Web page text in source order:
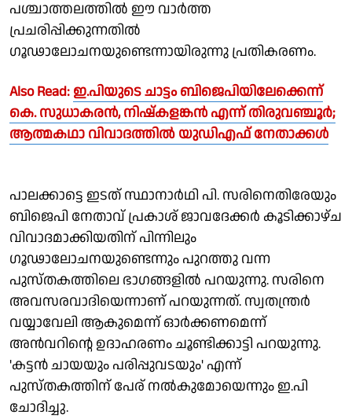
പശ്ചാത്തലത്തില്‍ ഈ വാര്‍ത്ത
പ്രചരിപ്പിക്കുന്നതില്‍
ഗൂഢാലോചനയുണ്ടെന്നായിരുന്നു പ്രതികരണം.
Also Read: ഇ.പിയുടെ ചാട്ടം ബിജെപിയിലേക്കെന്ന്
കെ. സുധാകരന്‍, നിഷ്‌കളങ്കന്‍ എന്ന് തിരുവഞ്ചൂര്‍;
ആത്മകഥാ വിവാദത്തില്‍ യുഡിഎഫ് നേതാക്കള്‍
പാലക്കാട്ടെ ഇടത് സ്ഥാനാര്‍ഥി പി. സരിനെതിരേയും
ബിജെപി നേതാവ് പ്രകാശ് ജാവദേക്കര്‍ കൂടിക്കാഴ്ച
വിവാദമാക്കിയതിന് പിന്നിലും
ഗൂഢാലോചനയുണ്ടെന്നും പുറത്തു വന്ന
പുസ്തകത്തിലെ ഭാഗങ്ങളില്‍ പറയുന്നു. സരിനെ
അവസരവാദിയെന്നാണ് പറയുന്നത്. സ്വതന്ത്രര്‍
വയ്യാവേലി ആകുമെന്ന് ഓര്‍ക്കണമെന്ന്
അന്‍വറിന്റെ ഉദാഹരണം ചൂണ്ടിക്കാട്ടി പറയുന്നു.
'കട്ടന്‍ ചായയും പരിപ്പുവടയും' എന്ന്
പുസ്തകത്തിന് പേര് നല്‍കുമോയെന്നും ഇ.പി
ചോദിച്ചു.